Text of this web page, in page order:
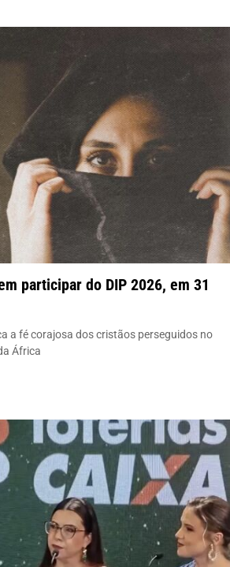
participar do DIP 2026, em 31
a fé corajosa dos cristãos perseguidos no
África